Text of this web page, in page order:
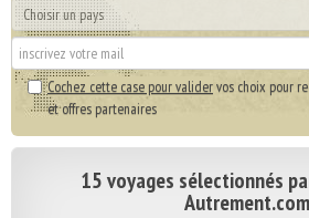
Cochez cette case pour validervos choix pour
et offres partenaires
15 voyages sélectionnés
Autrement.com